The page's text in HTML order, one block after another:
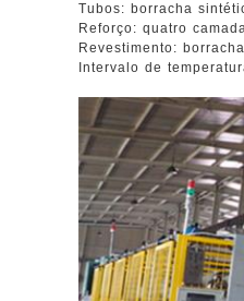
Tubos: borracha
Reforço: quatro
Revestimento:
Intervalo de